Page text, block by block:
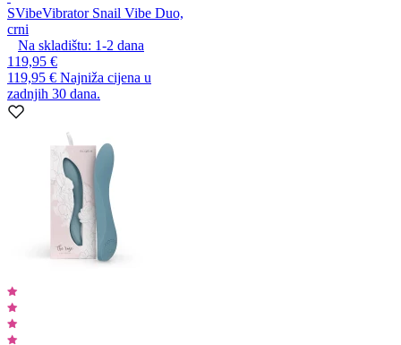
SVibeVibrator Snail Vibe Duo,
crni
Na skladištu: 1-2 dana
119,95 €
119,95 € Najniža cijena u
zadnjih 30 dana.